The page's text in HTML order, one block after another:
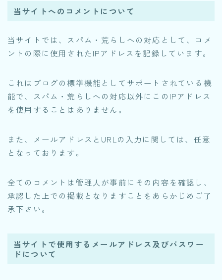
当サイトへのコメントについて
当サイトでは、スパム・荒らしへの対応として、コメ
ントの際に使用されたIPアドレスを記録しています。
これはブログの標準機能としてサポートされている機
能で、スパム・荒らしへの対応以外にこのIPアドレス
を使用することはありません。
また、メールアドレスとURLの入力に関しては、任意
となっております。
全てのコメントは管理人が事前にその内容を確認し、
承認した上での掲載となりますことをあらかじめご了
承下さい。
当サイトで使用するメールアドレス及びパスワー
ドについて